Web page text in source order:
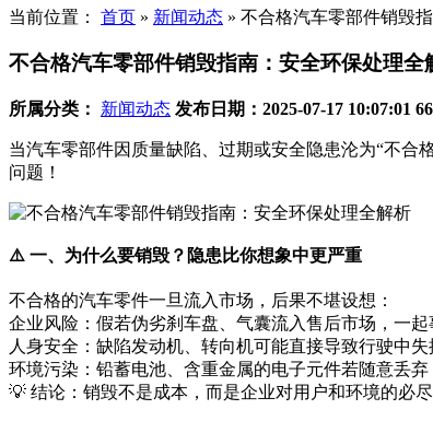
当前位置： 首页 » 新闻动态 » 不合格汽车零部件销毁
不合格汽车零部件销毁指南：安全环保处理全
所属分类： 新闻动态 发布日期：2025-07-17 10:07:01
当汽车零部件因质量缺陷、过期或安全隐患沦为“不
问题！
⚠️ 一、为什么要销毁？隐患比你想象中更严重
不合格的汽车零件一旦流入市场，后果不堪设想：
企业风险：假若伪劣刹车盘、气囊流入售后市场，一起
人身安全：缺陷发动机、转向机可能直接导致行驶中失
环境污染：铅蓄电池、含重金属的电子元件若随意丢弃
💡 结论：销毁不是成本，而是企业对用户和环境的必尽